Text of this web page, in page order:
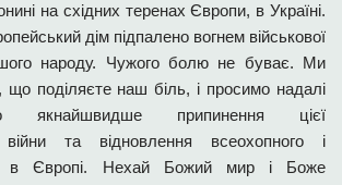
на східних теренах Європи, в Україні.
дім підпалено вогнем військової
народу. Чужого болю не буває. Ми
що поділяєте наш біль, і просимо надалі
якнайшвидше припинення цієї
війни та відновлення всеохопного і
в Європі. Нехай Божий мир і Боже